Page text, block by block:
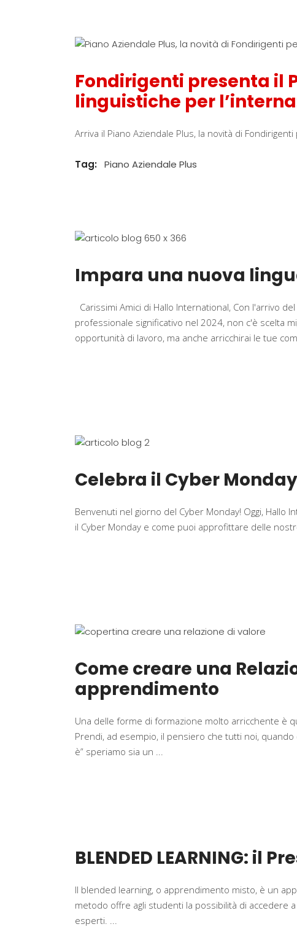
Fondirigenti presenta il
linguistiche per
Arriva il Piano Aziendale Plus, la novità di
Tag: Piano Aziendale Plus
Impara una nuova
Carissimi Amici di Hallo International, Con l'arrivo
professionale significativo nel 2024, non c'è scelta
opportunità di lavoro, ma anche arricchirai le tue
Celebra il Cyber
Benvenuti nel giorno del Cyber Monday! Oggi,
il Cyber Monday e come puoi approfittare delle
Come creare una
apprendimento
Una delle forme di formazione molto arricchente è
Prendi, ad esempio, il pensiero che tutti noi,
è” speriamo sia un
BLENDED LEARNING:
Il blended learning, o apprendimento misto, è un
metodo offre agli studenti la possibilità di accedere
esperti.